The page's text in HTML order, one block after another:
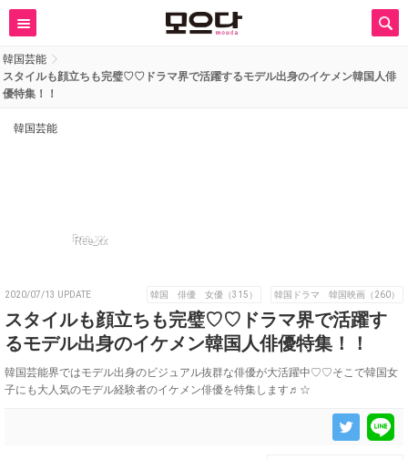
韓国芸能
スタイルも顔立ちも完璧♡♡ドラマ界で活躍するモデル出身のイケメン韓国人俳
優特集！！
韓国芸能
Ree_xx
2020/07/13 UPDATE 韓国 俳優 女優（315） 韓国ドラマ 韓国映画（260）
スタイルも顔立ちも完璧♡♡ドラマ界で活躍す
るモデル出身のイケメン韓国人俳優特集！！
韓国芸能界ではモデル出身のビジュアル抜群な俳優が大活躍中♡♡そこで韓国女
子にも大人気のモデル経験者のイケメン俳優を特集します♬☆